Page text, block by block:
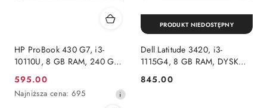
HP ProBook 430 G7, i3-
10110U, 8 GB RAM, 240 GB
SSD, INTEL, FHD.
WINDOWS 11 HOME
Cena
promocyjna:
595.00
Najniższa
Najniższa cena: 695
Dell Latitude 3420, i3-
1115G4, 8 GB RAM, DYSK
240 GB SSD, INTEL, FHD,
WINDOWS 11 PRO
Cena:
845.00
PRODUKT NIEDOSTĘPNY